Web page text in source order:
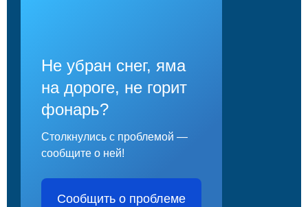
Не убран снег, яма
на дороге, не горит
фонарь?
Столкнулись с проблемой —
сообщите о ней!
Сообщить о проблеме